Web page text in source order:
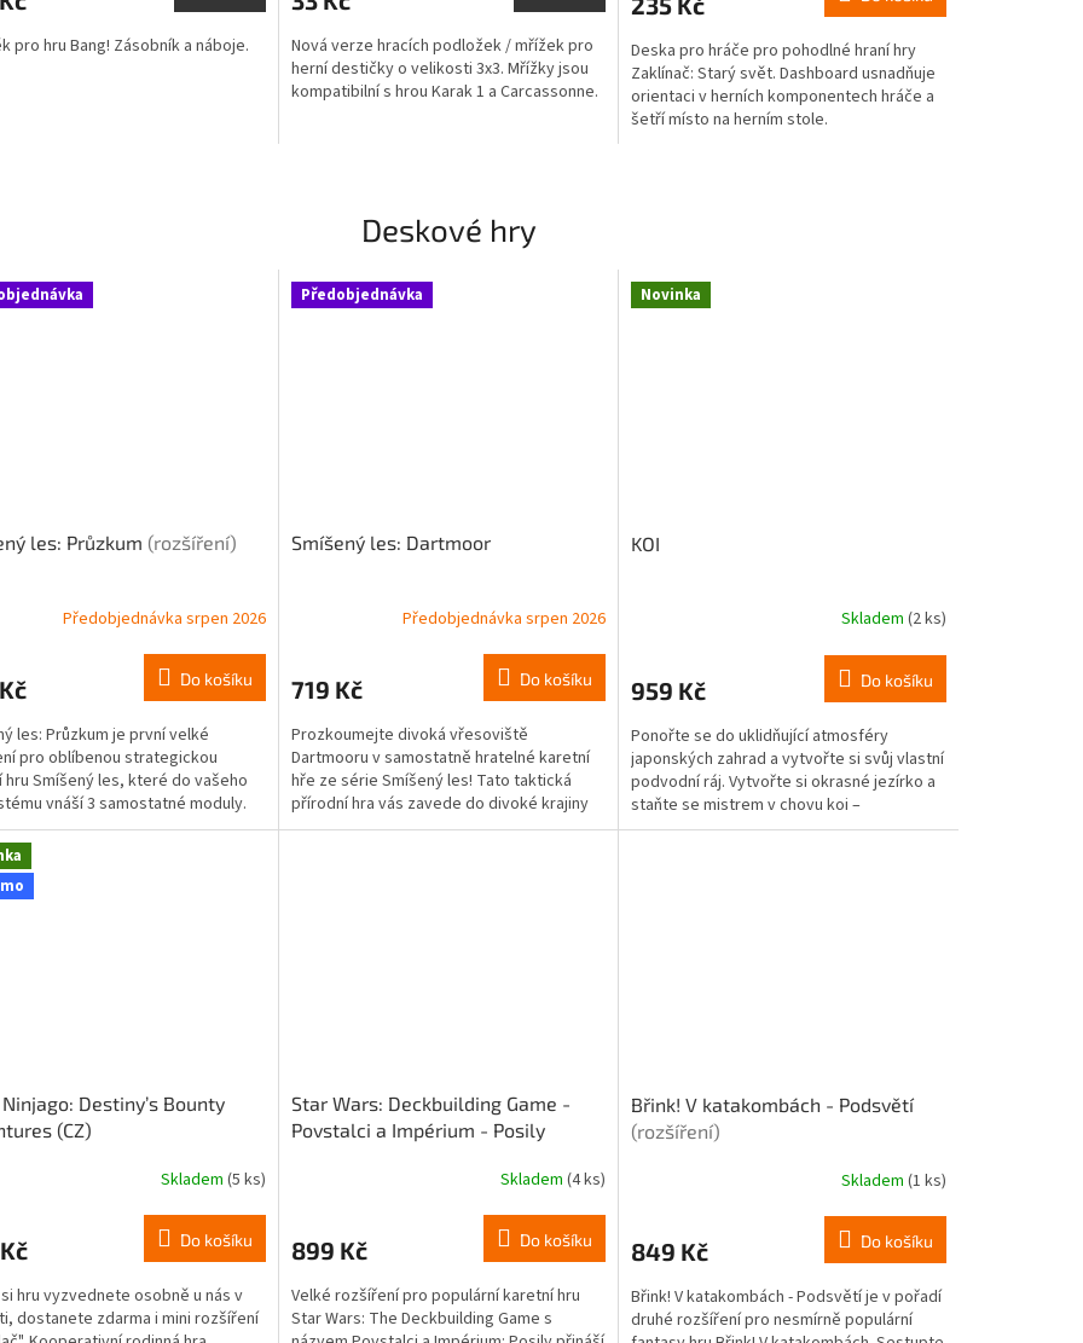
pro hru Bang! Zásobník a náboje.
je
z
5
hvězdiček.
Nová verze hracích podložek / mřížek pro
herní destičky o velikosti 3x3. Mřížky jsou
kompatibilní s hrou Karak 1 a Carcassonne.
je
z
5
hvězdiček.
Deska pro hráče pro pohodlné hraní hry
Zaklínač: Starý svět. Dashboard usnadňuje
orientaci v herních komponentech hráče a
šetří místo na herním stole.
Deskové hry
les: Průzkum (rozšíření)
Předobjednávka srpen 2026
Do košíku
les: Průzkum je první velké
pro oblíbenou strategickou
hru Smíšený les, které do vašeho
vnáší 3 samostatné moduly.
oficiální sólo...
Předobjednávka
Smíšený les: Dartmoor
Předobjednávka srpen 2026
719 Kč Do košíku
Prozkoumejte divoká vřesoviště
Dartmooru v samostatně hratelné karetní
hře ze série Smíšený les! Tato taktická
přírodní hra vás zavede do divoké krajiny
plné poníků, ovcí a...
Novinka
KOI
Skladem (2 ks)
959 Kč Do košíku
Ponořte se do uklidňující atmosféry
japonských zahrad a vytvořte si svůj vlastní
podvodní ráj. Vytvořte si okrasné jezírko a
staňte se mistrem v chovu koi –
nádherných...
Ninjago: Destiny’s Bounty
(CZ)
Skladem (5 ks)
Do košíku
hru vyzvednete osobně u nás v
dostanete zdarma i mini rozšíření
Star Wars: Deckbuilding Game -
Povstalci a Impérium - Posily
Skladem (4 ks)
899 Kč Do košíku
Velké rozšíření pro populární karetní hru
Star Wars: The Deckbuilding Game s
Břink! V katakombách - Podsvětí
(rozšíření)
Skladem (1 ks)
849 Kč Do košíku
Břink! V katakombách - Podsvětí je v pořadí
druhé rozšíření pro nesmírně populární